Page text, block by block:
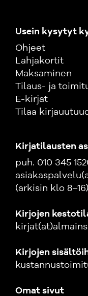
Usein kysytyt
Ohjeet
Lahjakortit
Maksaminen
Tilaus- ja
E-kirjat
Tilaa
Kirjatilausten
puh. 010 345
(arkisin klo 8–16)
Kirjojen
Kirjojen
Omat sivut